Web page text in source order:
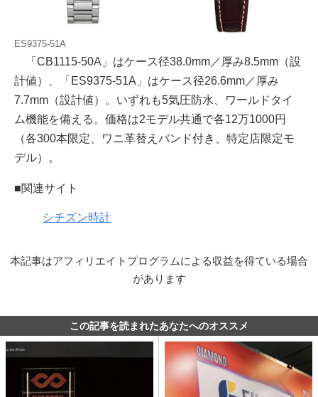
ES9375-51A
「CB1115-50A」はケース径38.0mm／厚み8.5mm（設
計値）、「ES9375-51A」はケース径26.6mm／厚み
7.7mm（設計値）。いずれも5気圧防⽔、ワールドタイ
ム機能を備える。価格は2モデル共通で各12万1000円
（各300本限定、ワニ⾰替えバンド付き、特定店限定モ
デル）。
■関連サイト
シチズン時計
本記事はアフィリエイトプログラムによる収益を得ている場合
があります
この記事を読まれたあなたへのオススメ